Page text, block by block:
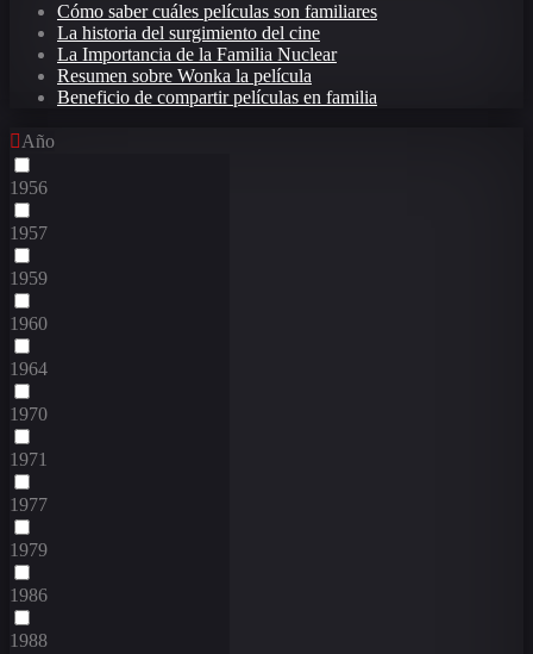
Cómo saber cuáles películas son familiares
La historia del surgimiento del cine
La Importancia de la Familia Nuclear
Resumen sobre Wonka la película
Beneficio de compartir películas en familia
Año
1956
1957
1959
1960
1964
1970
1971
1977
1979
1986
1988